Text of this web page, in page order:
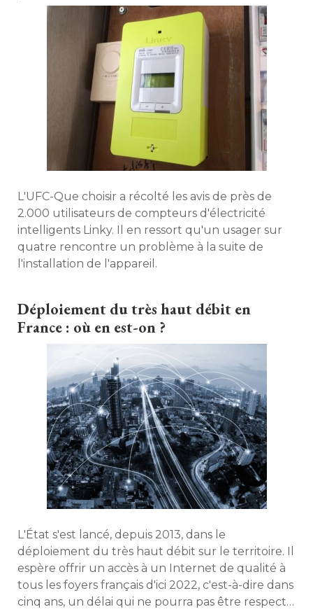
L'UFC-Que choisir a récolté les avis de près de
2.000 utilisateurs de compteurs d'électricité
intelligents Linky. Il en ressort qu'un usager sur
quatre rencontre un problème à la suite de
l'installation de l'appareil.
Déploiement du très haut débit en
France : où en est-on ?
L'État s'est lancé, depuis 2013, dans le
déploiement du très haut débit sur le territoire. Il
espère offrir un accès à un Internet de qualité à
tous les foyers français d'ici 2022, c'est-à-dire dans
cinq ans, un délai qui ne pourra pas être respecté